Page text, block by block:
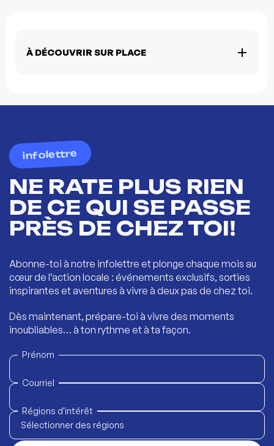
À DÉCOUVRIR SUR PLACE
infolettre
NE RATE PLUS RIEN
DE CE QUI SE PASSE
PRÈS DE CHEZ TOI!
Abonne-toi à notre infolettre et plonge chaque mois au
cœur de l’action locale : événements exclusifs, sorties
inspirantes et aventures à vivre à deux pas de chez toi.
Dès maintenant, prépare-toi à vivre des moments
inoubliables… à ton rythme et à ta façon.
Prénom
Courriel
Régions d'intérêt
Sélectionner des régions